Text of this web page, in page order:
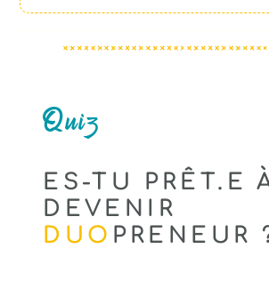
Quiz
ES-TU PRÊT.E
DEVENIR
DUO PRENEUR